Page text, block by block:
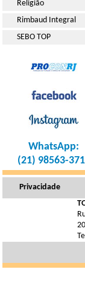
Religião
Rimbaud Integral
SEBO TOP
WhatsApp:
(21) 98563-
Privacidade